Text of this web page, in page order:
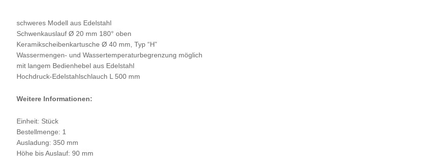
schweres Modell aus Edelstahl
Schwenkauslauf Ø 20 mm 180° oben
Keramikscheibenkartusche Ø 40 mm, Typ “H”
Wassermengen- und Wassertemperaturbegrenzung möglich
mit langem Bedienhebel aus Edelstahl
Hochdruck-Edelstahlschlauch L 500 mm
Weitere Informationen:
Einheit: Stück
Bestellmenge: 1
Ausladung: 350 mm
Höhe bis Auslauf: 90 mm